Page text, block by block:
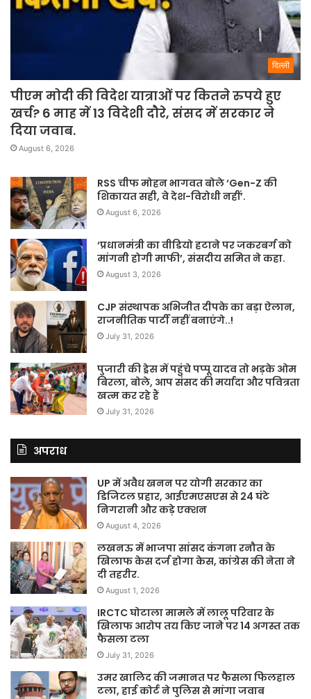
दिल्ली
पीएम मोदी की विदेश यात्राओं पर कितने रुपये हुए
खर्च? 6 माह में 13 विदेशी दौरे, संसद में सरकार ने
दिया जवाब.
August 6, 2026
RSS चीफ मोहन भागवत बोले ‘Gen-Z की
शिकायत सही, वे देश-विरोधी नहीं’.
August 6, 2026
‘प्रधानमंत्री का वीडियो हटाने पर जकरबर्ग को
मांगनी होगी माफी’, संसदीय समित ने कहा.
August 3, 2026
CJP संस्थापक अभिजीत दीपके का बड़ा ऐलान,
राजनीतिक पार्टी नहीं बनाएंगे..!
July 31, 2026
पुजारी की ड्रेस में पहुंचे पप्पू यादव तो भड़के ओम
बिरला, बोले, आप संसद की मर्यादा और पवित्रता
खत्म कर रहे हैं
July 31, 2026
अपराध
UP में अवैध खनन पर योगी सरकार का
डिजिटल प्रहार, आईएमएसएस से 24 घंटे
निगरानी और कड़े एक्शन
August 4, 2026
लखनऊ में भाजपा सांसद कंगना रनौत के
खिलाफ केस दर्ज होगा केस, कांग्रेस की नेता ने
दी तहरीर.
August 1, 2026
IRCTC घोटाला मामले में लालू परिवार के
खिलाफ आरोप तय किए जाने पर 14 अगस्त तक
फैसला टला
July 31, 2026
उमर खालिद की जमानत पर फैसला फिलहाल
टला, हाई कोर्ट ने पुलिस से मांगा जवाब